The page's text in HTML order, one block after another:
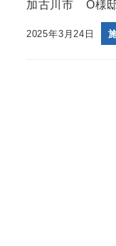
加古川市 O様
2025年3月24日